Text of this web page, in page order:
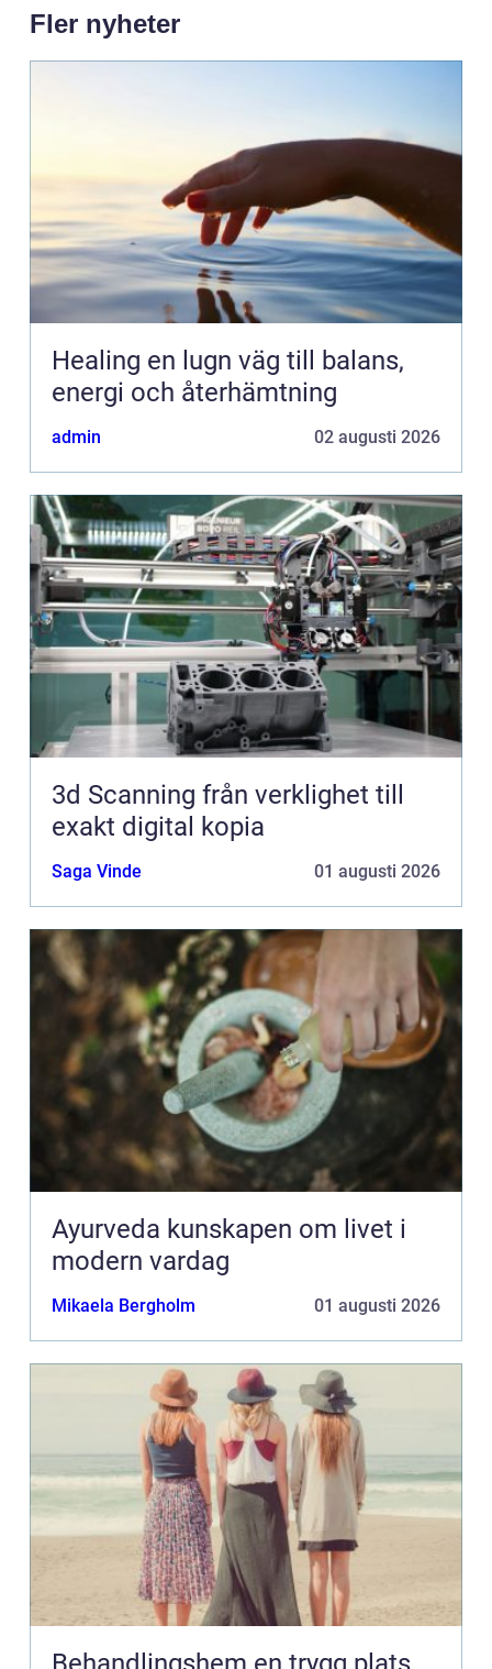
Fler nyheter
Healing en lugn väg till balans,
energi och återhämtning
admin 02 augusti 2026
3d Scanning från verklighet till
exakt digital kopia
Saga Vinde 01 augusti 2026
Ayurveda kunskapen om livet i
modern vardag
Mikaela Bergholm 01 augusti 2026